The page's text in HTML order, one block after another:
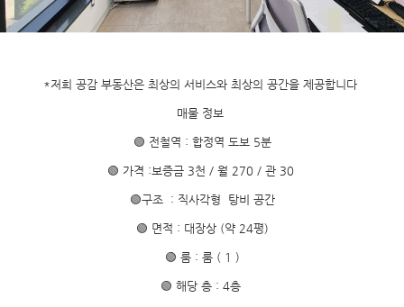
*저희 공감 부동산은 최상의 서비스와 최상의 공간을 제공합니다
매물 정보
🟢 전철역 : 합정역 도보 5분
🟢 가격 :보증금 3천 / 월 270 / 관 30
🟢구조 : 직사각형 탕비 공간
🟢 면적 : 대장상 (약 24평)
🟢 룸 : 룸 ( 1 )
🟢 해당 층 : 4층